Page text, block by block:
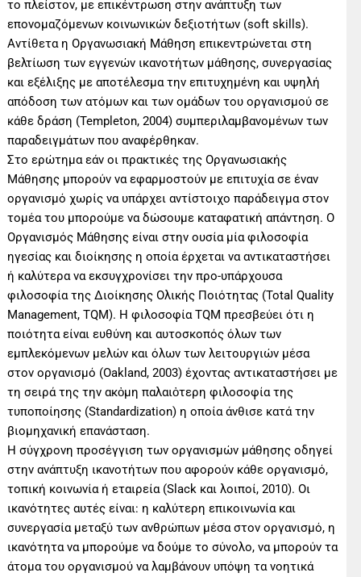
το πλείστον, με επικέντρωση στην ανάπτυξη των
επονομαζόμενων κοινωνικών δεξιοτήτων (soft skills).
Αντίθετα η Οργανωσιακή Μάθηση επικεντρώνεται στη
βελτίωση των εγγενών ικανοτήτων μάθησης, συνεργασίας
και εξέλιξης με αποτέλεσμα την επιτυχημένη και υψηλή
απόδοση των ατόμων και των ομάδων του οργανισμού σε
κάθε δράση (Templeton, 2004) συμπεριλαμβανομένων των
παραδειγμάτων που αναφέρθηκαν.
Στο ερώτημα εάν οι πρακτικές της Οργανωσιακής
Μάθησης μπορούν να εφαρμοστούν με επιτυχία σε έναν
οργανισμό χωρίς να υπάρχει αντίστοιχο παράδειγμα στον
τομέα του μπορούμε να δώσουμε καταφατική απάντηση. Ο
Oργανισμός Mάθησης είναι στην ουσία μία φιλοσοφία
ηγεσίας και διοίκησης η οποία έρχεται να αντικαταστήσει
ή καλύτερα να εκσυγχρονίσει την προ-υπάρχουσα
φιλοσοφία της Διοίκησης Ολικής Ποιότητας (Total Quality
Management, TQM). Η φιλοσοφία TQM πρεσβεύει ότι η
ποιότητα είναι ευθύνη και αυτοσκοπός όλων των
εμπλεκόμενων μελών και όλων των λειτουργιών μέσα
στον οργανισμό (Oakland, 2003) έχοντας αντικαταστήσει με
τη σειρά της την ακὀμη παλαιὀτερη φιλοσοφία της
τυποποίησης (Standardization) η οποία άνθισε κατά την
βιομηχανική επανάσταση.
Η σύγχρονη προσέγγιση των οργανισμών μάθησης οδηγεί
στην ανάπτυξη ικανοτήτων που αφορούν κάθε οργανισμό,
τοπική κοινωνία ή εταιρεία (Slack και λοιποί, 2010). Οι
ικανότητες αυτές είναι: η καλύτερη επικοινωνία και
συνεργασία μεταξύ των ανθρώπων μέσα στον οργανισμό, η
ικανότητα να μπορούμε να δούμε το σύνολο, να μπορούν τα
άτομα του οργανισμού να λαμβάνουν υπόψη τα νοητικά